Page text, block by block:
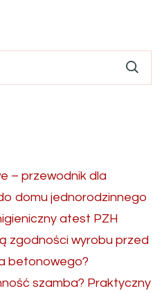
– przewodnik dla
domu jednorodzinnego
atest PZH
zgodności wyrobu przed
betonowego?
szamba? Praktyczny